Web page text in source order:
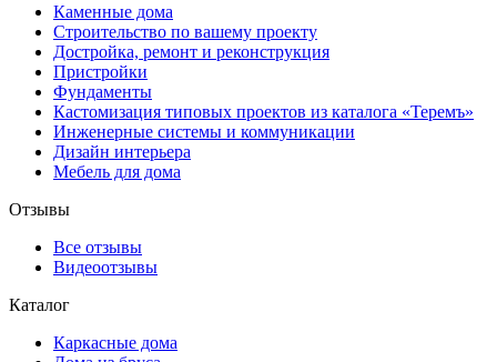
Каменные дома
Строительство по вашему проекту
Достройка, ремонт и реконструкция
Пристройки
Фундаменты
Кастомизация типовых проектов из каталога «Теремъ»
Инженерные системы и коммуникации
Дизайн интерьера
Мебель для дома
Отзывы
Все отзывы
Видеоотзывы
Каталог
Каркасные дома